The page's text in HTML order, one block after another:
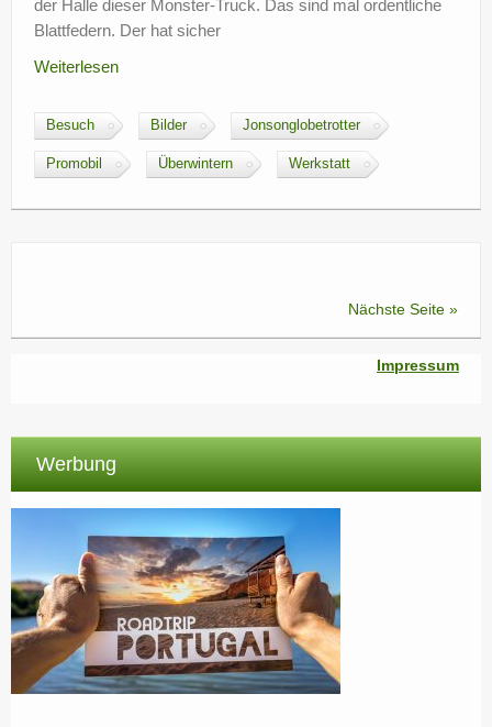
der Halle dieser Monster-Truck. Das sind mal ordentliche
Blattfedern. Der hat sicher
Weiterlesen
Besuch Bilder Jonsonglobetrotter
Promobil Überwintern Werkstatt
Nächste Seite »
Impressum
Werbung